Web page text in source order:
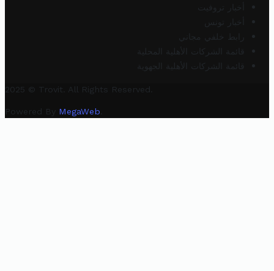
أخبار تروفيت
أخبار تونس
رابط خلفي مجاني
قائمة الشركات الأهلية المحلية
قائمة الشركات الأهلية الجهوية
2025 © Trovit. All Rights Reserved.
Powered By MegaWeb